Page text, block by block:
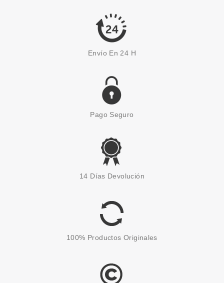
72.40€
SISLEY
ECOLOGIQUE 60 ML
105.75€
Envío En 24 H
Pago Seguro
14 Días Devolución
100% Productos Originales